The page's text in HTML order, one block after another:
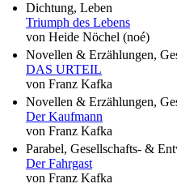
Dichtung, Leben
Triumph des Lebens
von Heide Nöchel (noé)
Novellen & Erzählungen,
DAS URTEIL
von Franz Kafka
Novellen & Erzählungen,
Der Kaufmann
von Franz Kafka
Parabel, Gesellschafts- &
Der Fahrgast
von Franz Kafka